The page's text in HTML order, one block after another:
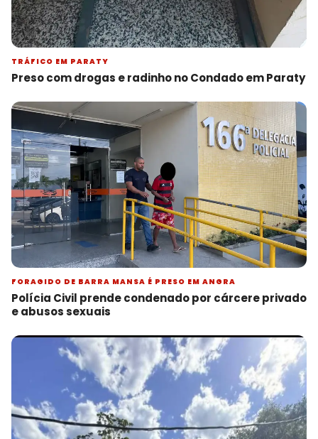
TRÁFICO EM PARATY
Preso com drogas e radinho no Condado em Paraty
FORAGIDO DE BARRA MANSA É PRESO EM ANGRA
Polícia Civil prende condenado por cárcere privado
e abusos sexuais